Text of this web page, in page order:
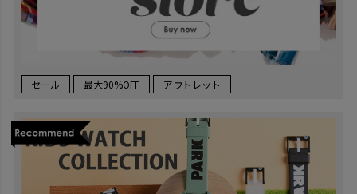
セール 最大90%OFF アウトレット